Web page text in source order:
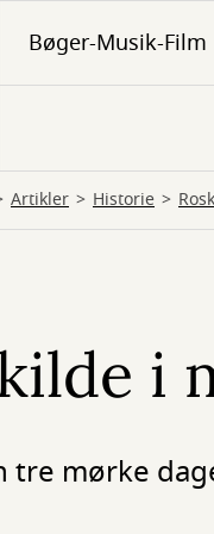
Bøger-Musik-Film
Artikler Historie
i
tre mørke